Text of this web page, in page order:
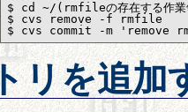
$ cd ~/(rmfileの存在する作業
$ cvs remove -f rmfile
$ cvs commit -m
リを追加